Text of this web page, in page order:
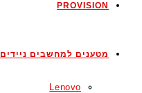
PROVISION
מטענים למחשבים ניידים
Lenovo